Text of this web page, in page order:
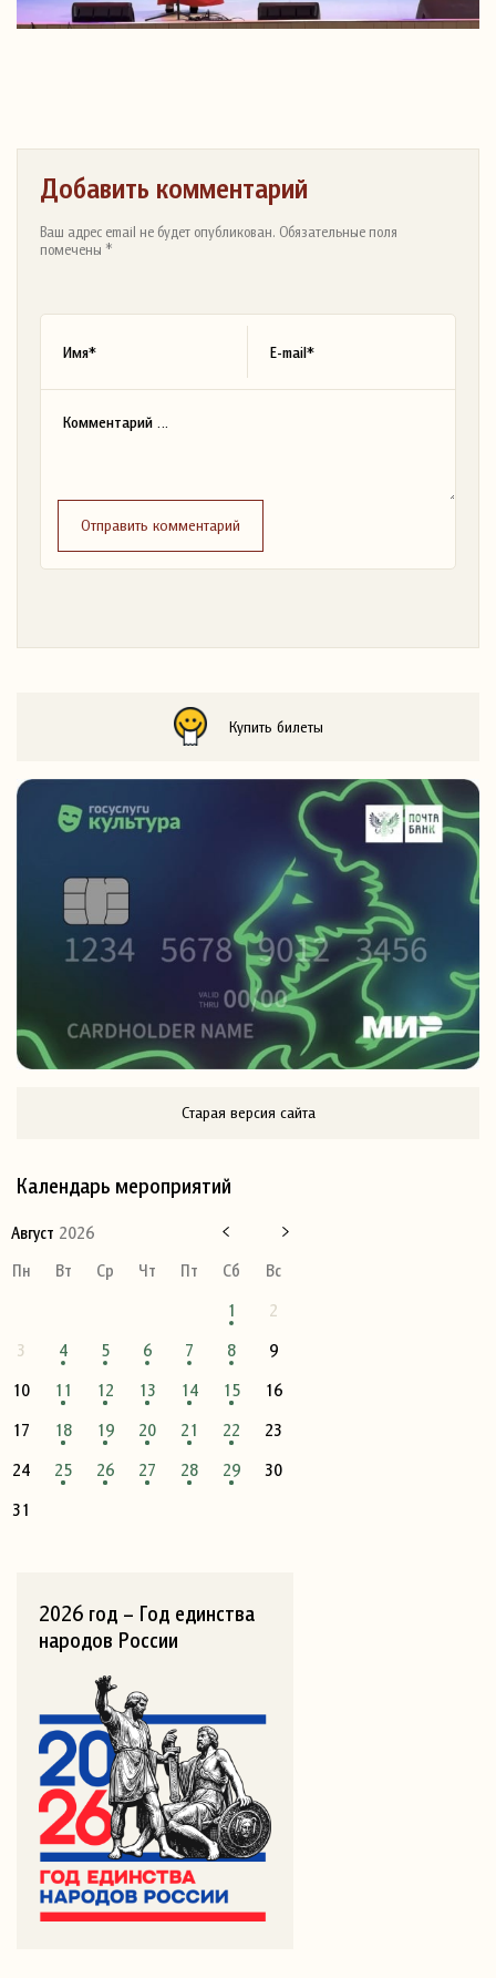
Добавить комментарий
Ваш адрес email не будет опубликован. Обязательные поля
помечены *
Отправить комментарий
Купить билеты
Старая версия сайта
Календарь мероприятий
Август 2026
Пн
Вт Ср Чт Пт Сб
Вс
1
2
3
4 5 6 7 8
9
10
11 12 13 14 15
16
17
18 19 20 21 22
23
24
25 26 27 28 29
30
31
2026 год – Год единства
народов России